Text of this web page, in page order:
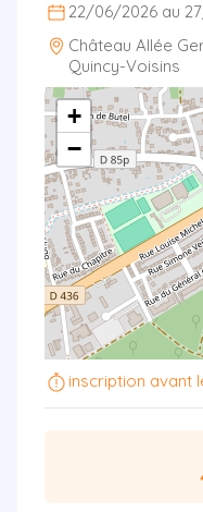
22/06/2026 au
Château Allée
Quincy-Voisins
+
−
inscription avant